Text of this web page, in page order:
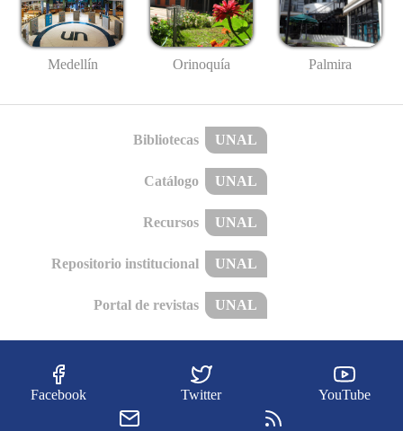
Medellín Orinoquía Palmira
Bibliotecas UNAL
Catálogo UNAL
Recursos UNAL
Repositorio institucional UNAL
Portal de revistas UNAL
Facebook Twitter YouTube